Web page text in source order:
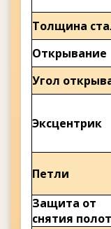
Толщина
Открывание
Угол
Эксцентрик
Петли
Защита от
снятия